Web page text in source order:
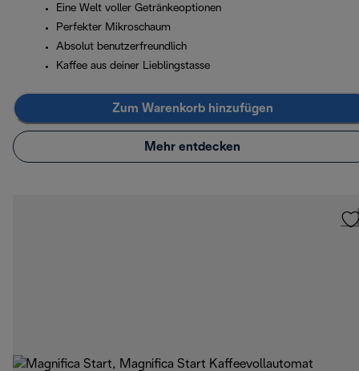
Eine Welt voller Getränkeoptionen
Perfekter Mikroschaum
Absolut benutzerfreundlich
Kaffee aus deiner Lieblingstasse
Zum Warenkorb hinzufügen
Mehr entdecken